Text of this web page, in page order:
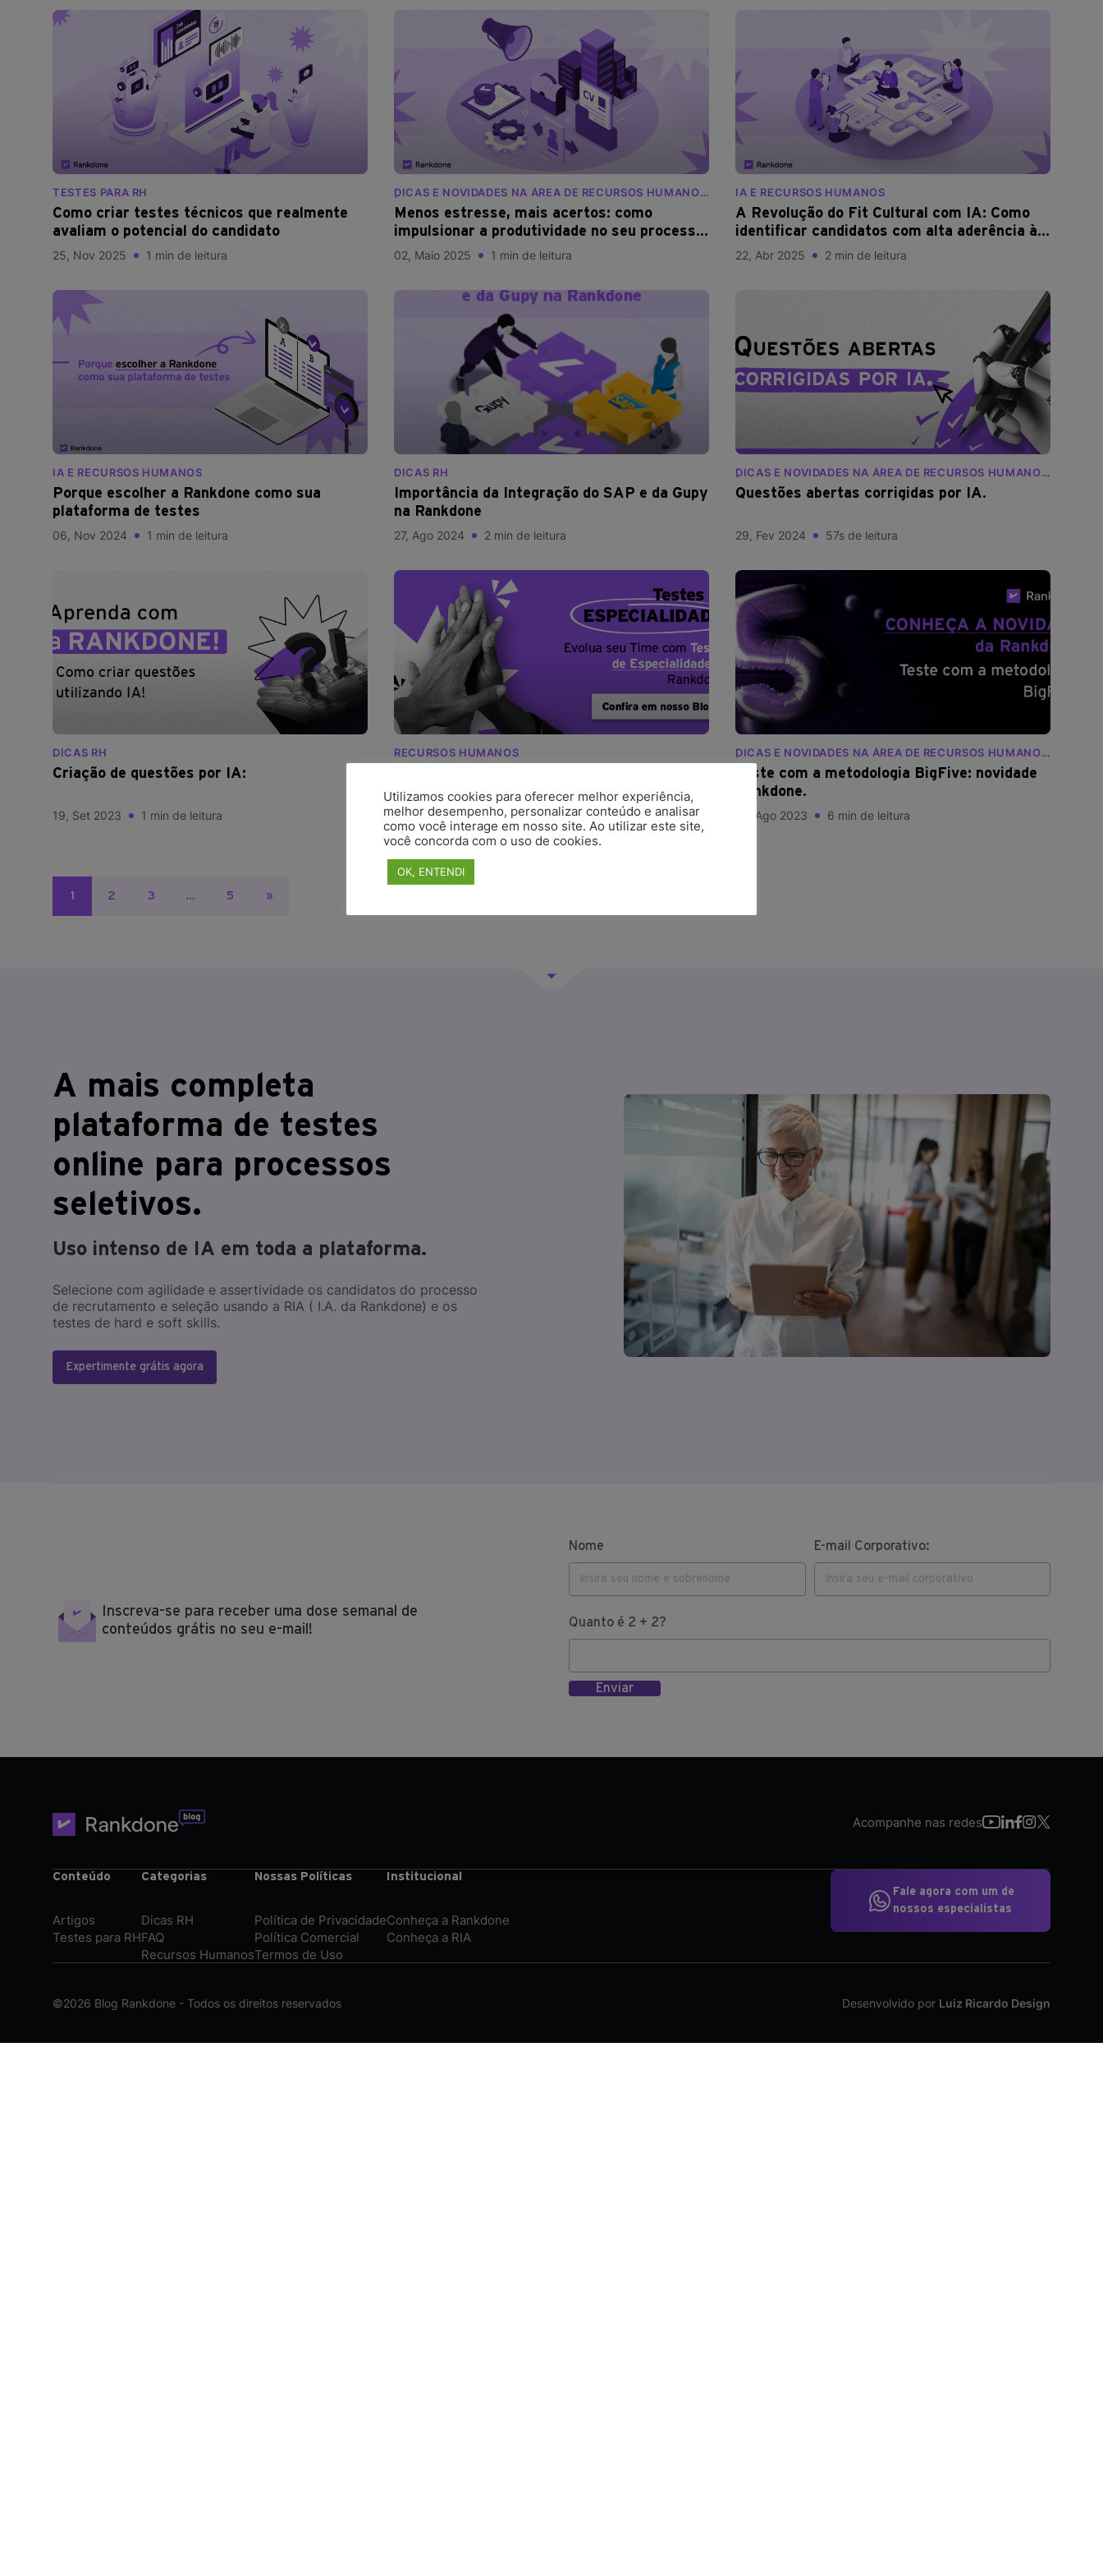
TESTES PARA RH
Como criar testes técnicos que realmente
avaliam o potencial do candidato
25, Nov 2025 1 min de leitura
DICAS E NOVIDADES NA ÁREA DE RECURSOS HUMANOS
Menos estresse, mais acertos: como
impulsionar a produtividade no seu processo
seletivo
02, Maio 2025 1 min de leitura
IA E RECURSOS HUMANOS
A Revolução do Fit Cultural com IA: Como
identificar candidatos com alta aderência à
cultura da empresa?
22, Abr 2025 2 min de leitura
IA E RECURSOS HUMANOS
Porque escolher a Rankdone como sua
plataforma de testes
06, Nov 2024 1 min de leitura
DICAS RH
Importância da Integração do SAP e da Gupy
na Rankdone
27, Ago 2024 2 min de leitura
DICAS E NOVIDADES NA ÁREA DE RECURSOS HUMANOS
Questões abertas corrigidas por IA.
29, Fev 2024 57s de leitura
DICAS RH
Criação de questões por IA:
19, Set 2023 1 min de leitura
RECURSOS HUMANOS
com Testes de Especialidade da Rankdone!
24, Ago 2023 2 min de leitura
DICAS E NOVIDADES NA ÁREA DE RECURSOS HUMANOS
| BLOG RANKDONE
Teste com a metodologia BigFive: novidade
Rankdone.
16, Ago 2023 6 min de leitura
Paginação
de
1 2 3 … 5 »
A mais completa
plataforma de testes
online para processos
seletivos.
Uso intenso de IA em toda a plataforma.
Selecione com agilidade e assertividade os candidatos do processo
de recrutamento e seleção usando a RIA ( I.A. da Rankdone) e os
testes de hard e soft skills.
Expertimente grátis agora
Inscreva-se para receber uma dose semanal de
conteúdos grátis no seu e-mail!
Nome E-mail Corporativo:
Quanto é 2 + 2?
Enviar
Acompanhe nas redes
Conteúdo
Artigos
Testes para RH
Categorias
Dicas RH
FAQ
Recursos Humanos
Nossas Políticas
Política de Privacidade
Política Comercial
Termos de Uso
Institucional
Conheça a Rankdone
Conheça a RIA
Fale agora com um de
nossos especialistas
©2026 Blog Rankdone - Todos os direitos reservados Desenvolvido por Luiz Ricardo Design
Utilizamos cookies para oferecer melhor experiência,
melhor desempenho, personalizar conteúdo e analisar
como você interage em nosso site. Ao utilizar este site,
você concorda com o uso de cookies.
OK, ENTENDI